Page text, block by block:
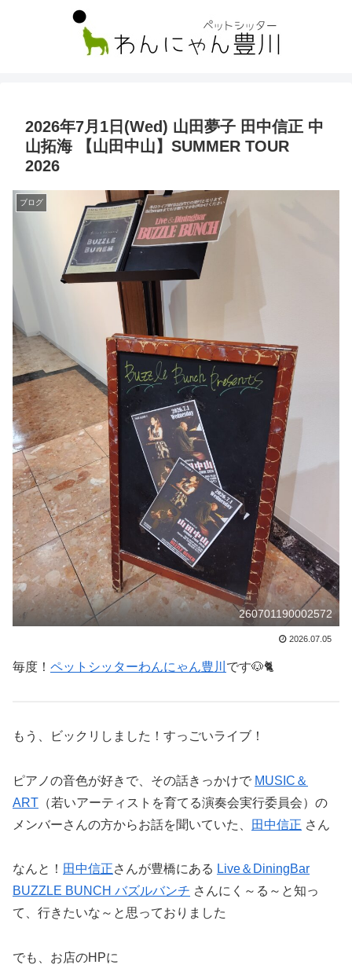
2026年7月1日(Wed) 山田夢子 田中信正 中
山拓海 【山田中山】SUMMER TOUR
2026
ブログ
260701190002572
2026.07.05
毎度！ ペットシッターわんにゃん豊川 です🐶🐈
もう、ビックリしました！すっごいライブ！
ピアノの音色が好きで、その話きっかけで MUSIC＆
ART （若いアーティストを育てる演奏会実行委員会）の
メンバーさんの方からお話を聞いていた、
田中信正 さん
なんと！ 田中信正さんが豊橋にある Live＆DiningBar
BUZZLE BUNCH バズルバンチ さんにく～る～と知っ
て、行きたいな～と思っておりました
でも、お店のHPに